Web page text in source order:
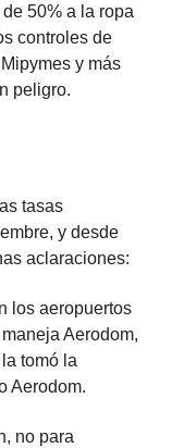
50% a la ropa
controles de
y más
peligro.
tasas
y desde
aclaraciones:
los aeropuertos
Aerodom,
tomó la
Aerodom.
no para